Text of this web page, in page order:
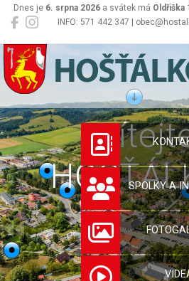
INFO: 571 442 347 |
Dnes je 6. srpna 2026a svátek má Oldřiška
Hošťálková
SPOLKY A